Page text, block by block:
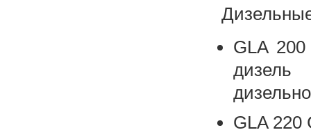
GLA
дизель
GLA 220